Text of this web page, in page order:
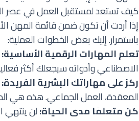
كيف تستعد لمستقبل العمل في عصر
إذا أردت أن تكون ضمن قائمة المهن
باستمرار. إليك بعض الخطوات العملية:
تعلم المهارات الرقمية الأساسية:
الاصطناعي وأدواته سيجعلك أكثر
ركز على مهاراتك البشرية الفريدة:
المعقدة، العمل الجماعي. هذه هي
كن متعلمًا مدى الحياة:لن ينتهي